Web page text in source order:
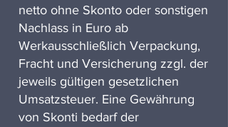
netto ohne Skonto oder sonstigen
Nachlass in Euro ab
Werkausschließlich Verpackung,
Fracht und Versicherung zzgl. der
jeweils gültigen gesetzlichen
Umsatzsteuer. Eine Gewährung
von Skonti bedarf der